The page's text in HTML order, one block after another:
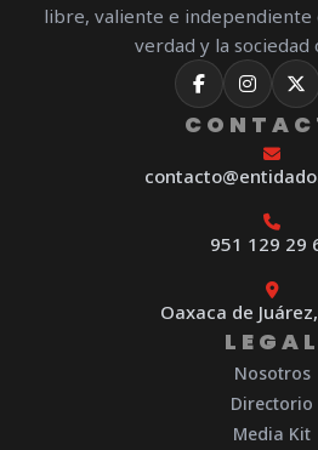
libre, valiente e
verdad y la sociedad
951 129 29
Oaxaca de
LEGAL
Nosotros
Directorio
Media Kit